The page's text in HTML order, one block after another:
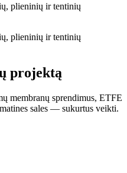
plieninių ir tentinių
plieninių ir tentinių
projektą
membranų sprendimus, ETFE
sales — sukurtus veikti.